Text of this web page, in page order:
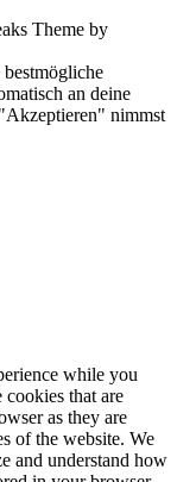
Theme by
an deine
nimmst
while you
that are
as they are
of the website. We
and understand how